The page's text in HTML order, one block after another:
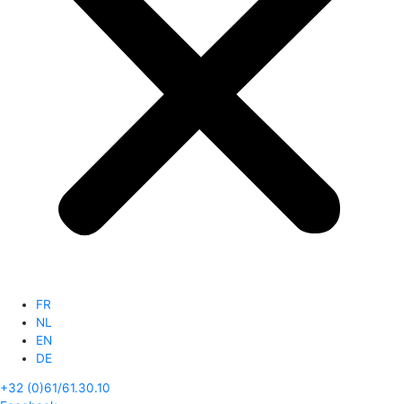
FR
NL
EN
DE
+32 (0)61/61.30.10